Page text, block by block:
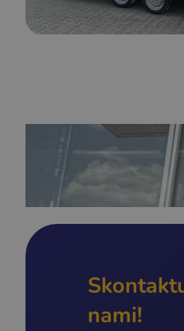
nami!